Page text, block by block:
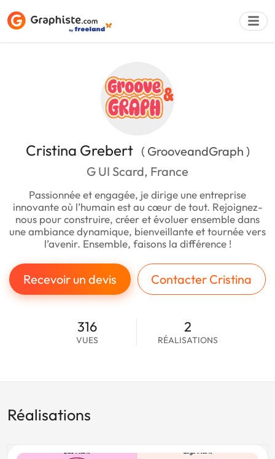
Cristina Grebert ( GrooveandGraph )
G UI Scard, France
Passionnée et engagée, je dirige une entreprise
innovante où l’humain est au cœur de tout. Rejoignez-
nous pour construire, créer et évoluer ensemble dans
une ambiance dynamique, bienveillante et tournée vers
l’avenir. Ensemble, faisons la différence !
Recevoir un devis Contacter Cristina
316
VUES
2
RÉALISATIONS
Réalisations